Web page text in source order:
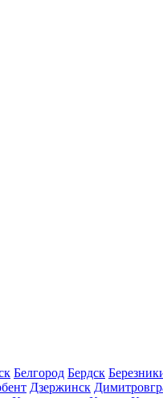
Белгород Бердск
Дзержинск